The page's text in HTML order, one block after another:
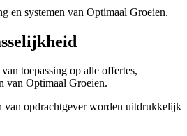
en systemen van Optimaal Groeien.
toepassing op alle offertes,
van Optimaal Groeien.
van opdrachtgever worden uitdrukkelijk